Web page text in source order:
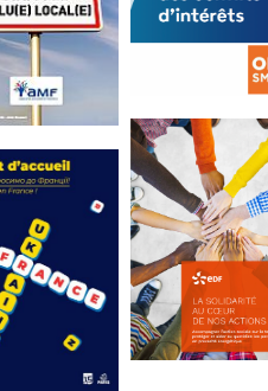
de
local
à jour avril
La
prévention
des conflits
d’intérêts
18 septembre 2023
FEUILLETER